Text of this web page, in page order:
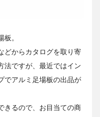
。
どからカタログを取り寄
法ですが、最近ではイン
でアルミ足場板の出品が
きるので、お目当ての商